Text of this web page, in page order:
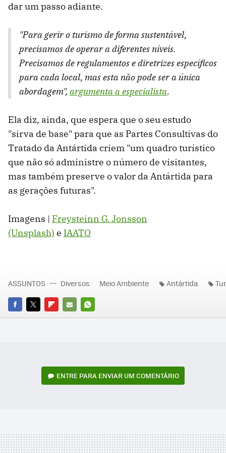
dar um passo adiante.
"Para gerir o turismo de forma sustentável,
precisamos de operar a diferentes níveis.
Precisamos de regulamentos e diretrizes específicos
para cada local, mas esta não pode ser a única
abordagem", argumenta a especialista.
Ela diz, ainda, que espera que o seu estudo
"sirva de base" para que as Partes Consultivas do
Tratado da Antártida criem "um quadro turístico
que não só administre o número de visitantes,
mas também preserve o valor da Antártida para
as gerações futuras".
Imagens | Freysteinn G. Jonsson
(Unsplash) e IAATO
FACEBOOK
TWITTERFLIPBOARD
E-
WHATSAPP
ASSUNTOS Diversos Meio Ambiente Antártida
ENTRE PARA ENVIAR UM COMENTÁRIO